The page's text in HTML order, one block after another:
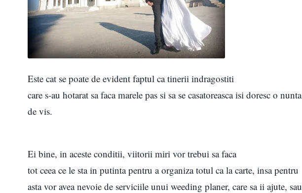
Este cat se poate de evident faptul ca tinerii indragostiti
care s-au hotarat sa faca marele pas si sa se casatoreasca isi doresc o nunta
de vis.
Ei bine, in aceste conditii, viitorii miri vor trebui sa faca
tot ceea ce le sta in putinta pentru a organiza totul ca la carte, insa pentru
asta vor avea nevoie de serviciile unui weeding planer, care sa ii ajute, sau